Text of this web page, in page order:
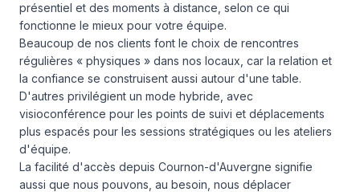
présentiel et des moments à distance, selon ce qui
fonctionne le mieux pour votre équipe.
Beaucoup de nos clients font le choix de rencontres
régulières « physiques » dans nos locaux, car la relation et
la confiance se construisent aussi autour d'une table.
D'autres privilégient un mode hybride, avec
visioconférence pour les points de suivi et déplacements
plus espacés pour les sessions stratégiques ou les ateliers
d'équipe.
La facilité d'accès depuis Cournon-d'Auvergne signifie
aussi que nous pouvons, au besoin, nous déplacer